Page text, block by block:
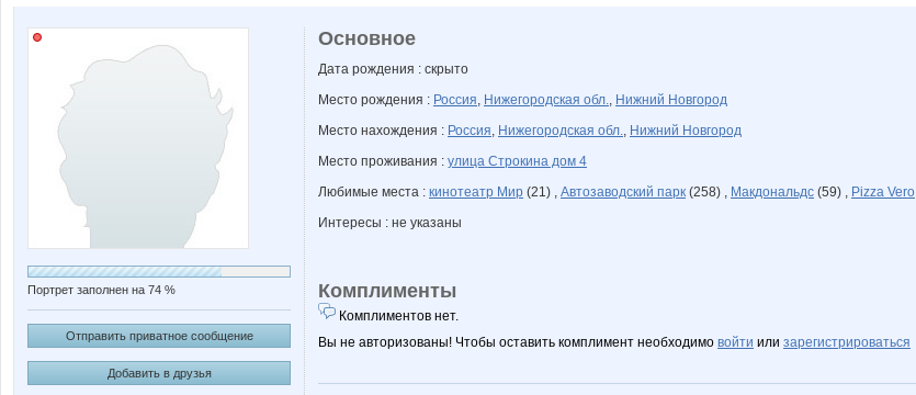
Портрет заполнен на 74 %
Отправить приватное сообщение
Добавить в друзья
Основное
Дата рождения : скрыто
Место рождения : Россия, Нижегородская обл., Нижний Новгород
Место нахождения : Россия, Нижегородская обл., Нижний Новгород
Место проживания : улица Строкина дом 4
Любимые места : кинотеатр Мир (21) , Автозаводский парк (258) , Макдональдс (59) , Pizza Vero
Интересы : не указаны
Комплименты
Комплиментов нет.
Вы не авторизованы! Чтобы оставить комплимент необходимо войти или зарегистрироваться